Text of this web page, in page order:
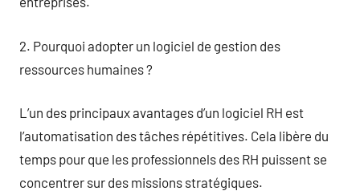
2. Pourquoi adopter un logiciel de gestion des
ressources humaines ?
L’un des principaux avantages d’un logiciel RH est
l’automatisation des tâches répétitives. Cela libère du
temps pour que les professionnels des RH puissent se
concentrer sur des missions stratégiques.